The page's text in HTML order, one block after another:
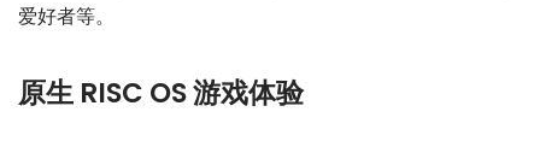
爱好者等。
原生 RISC OS 游戏体验